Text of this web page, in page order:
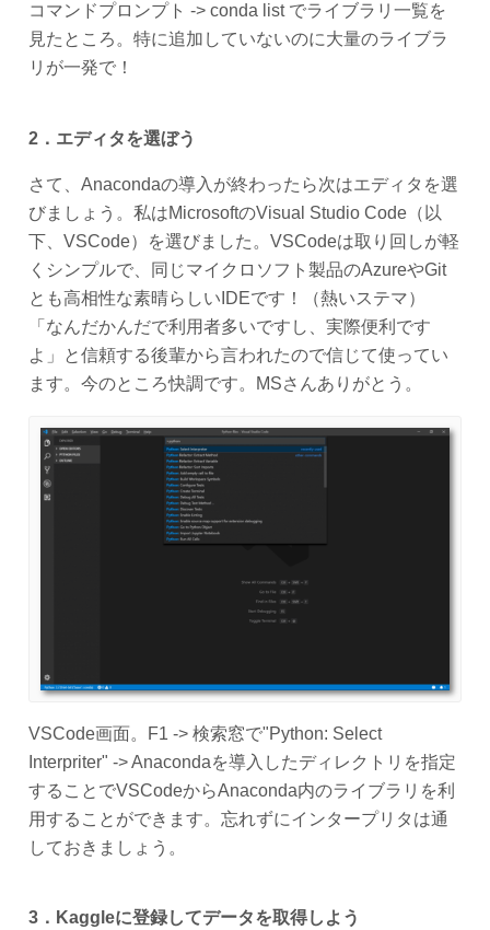
コマンドプロンプト -> conda list でライブラリ一覧を
見たところ。特に追加していないのに大量のライブラ
リが一発で！
2．エディタを選ぼう
さて、Anacondaの導入が終わったら次はエディタを選
びましょう。私はMicrosoftのVisual Studio Code（以
下、VSCode）を選びました。VSCodeは取り回しが軽
くシンプルで、同じマイクロソフト製品のAzureやGit
とも高相性な素晴らしいIDEです！（熱いステマ）
「なんだかんだで利用者多いですし、実際便利です
よ」と信頼する後輩から言われたので信じて使ってい
ます。今のところ快調です。MSさんありがとう。
VSCode画面。F1 -> 検索窓で"Python: Select
Interpriter" -> Anacondaを導入したディレクトリを指定
することでVSCodeからAnaconda内のライブラリを利
用することができます。忘れずにインタープリタは通
しておきましょう。
3．Kaggleに登録してデータを取得しよう